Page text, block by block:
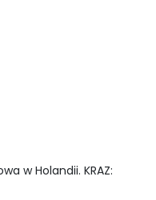
w Holandii. KRAZ: